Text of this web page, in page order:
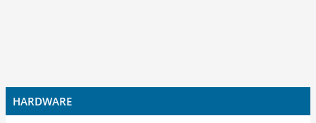
HARDWARE